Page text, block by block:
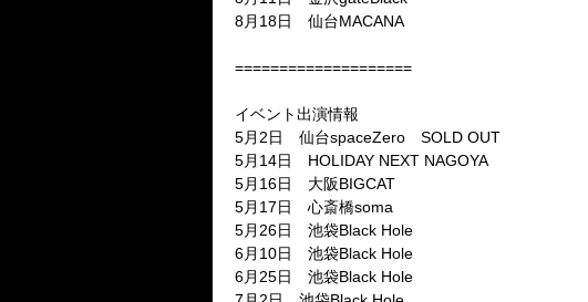
8月18日 仙台MACANA
====================
イベント出演情報
5月2日 仙台spaceZero SOLD OUT
5月14日 HOLIDAY NEXT NAGOYA
5月16日 大阪BIGCAT
5月17日 心斎橋soma
5月26日 池袋Black Hole
6月10日 池袋Black Hole
6月25日 池袋Black Hole